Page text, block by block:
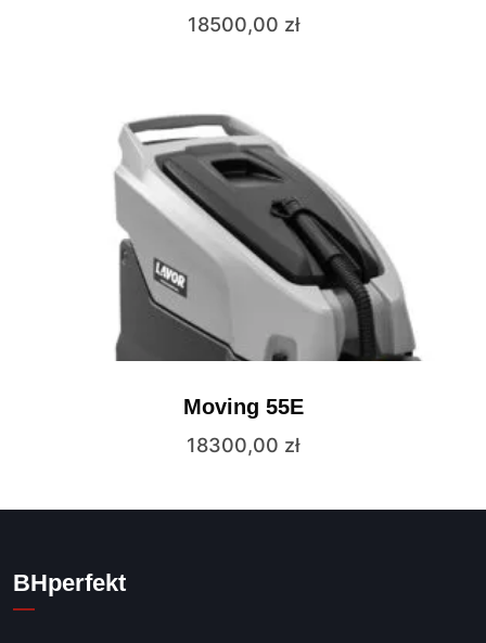
18500,00 zł
Moving 55E
18300,00 zł
BHperfekt